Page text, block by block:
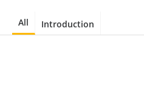
All Introduction